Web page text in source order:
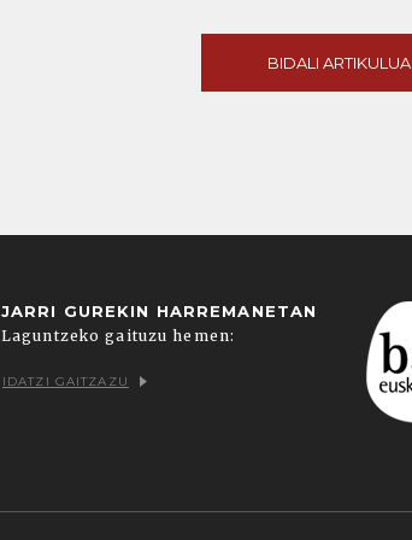
BIDALI ARTIKULUA
JARRI GUREKIN HARREMANETAN
Laguntzeko gaituzu hemen:
IDATZI GAITZAZU